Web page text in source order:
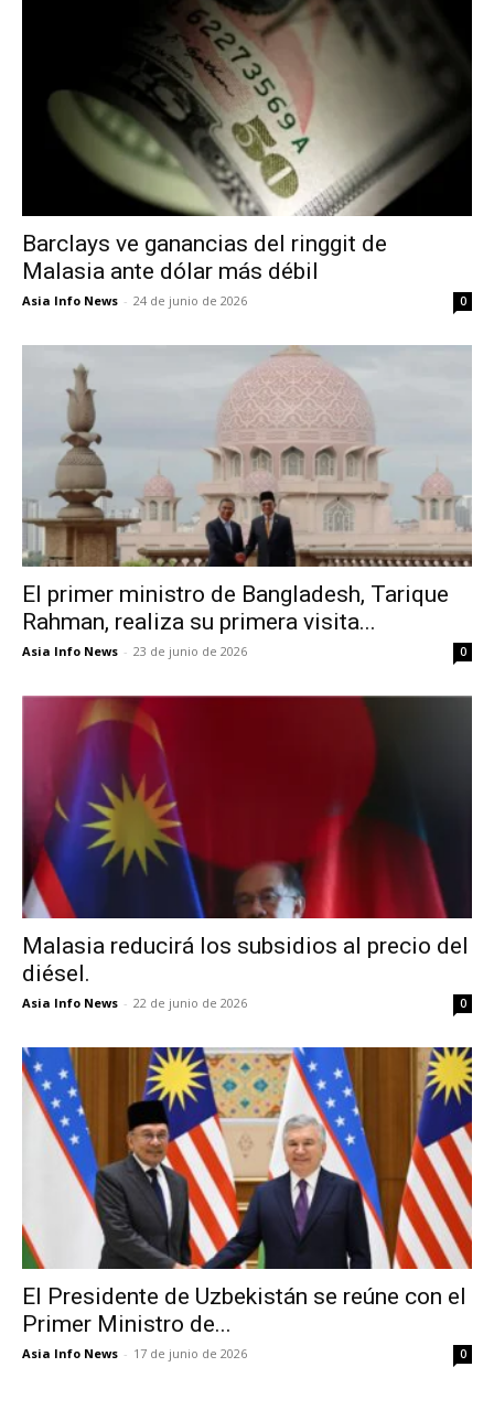
Barclays ve ganancias del ringgit de
Malasia ante dólar más débil
Asia Info News - 24 de junio de 2026 0
El primer ministro de Bangladesh, Tarique
Rahman, realiza su primera visita...
Asia Info News - 23 de junio de 2026 0
Malasia reducirá los subsidios al precio del
diésel.
Asia Info News - 22 de junio de 2026 0
El Presidente de Uzbekistán se reúne con el
Primer Ministro de...
Asia Info News - 17 de junio de 2026 0